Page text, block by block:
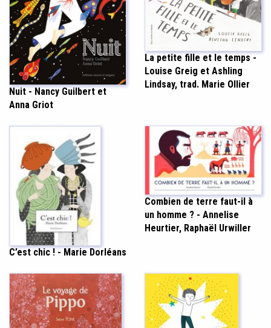
Nuit - Nancy Guilbert et
Anna Griot
La petite fille et le temps -
Louise Greig et Ashling
Lindsay, trad. Marie Ollier
C’est chic ! - Marie Dorléans
Combien de terre faut-il à
un homme ? - Annelise
Heurtier, Raphaël Urwiller